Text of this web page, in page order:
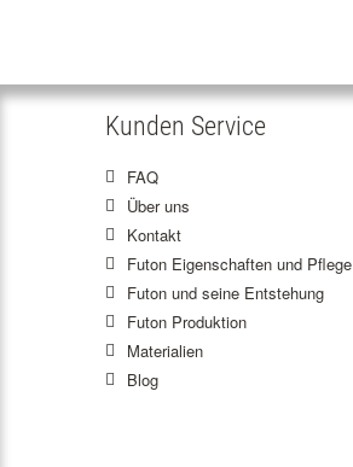
Kunden Service
FAQ
Über uns
Kontakt
Futon Eigenschaften und Pflege
Futon und seine Entstehung
Futon Produktion
Materialien
Blog